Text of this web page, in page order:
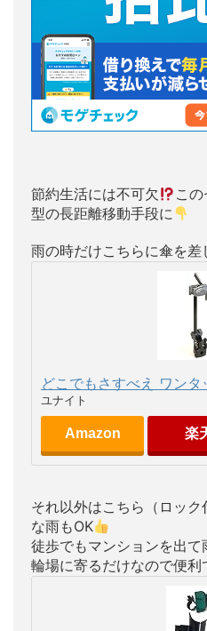
節約生活には不可欠
こ
型の長距離移動手段に
雨の時だけこちらに傘を差
どこでもさすべえ ワンタ
ユナイト
Amazon 楽
それ以外はこちら（ロッ
な雨もOK
徒歩でもマンションを出
輪場に寄るだけなので便利